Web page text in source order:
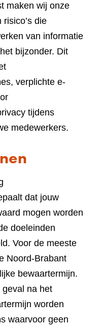
maken wij onze
die
van informatie
bijzonder. Dit
verplichte e-
tijdens
medewerkers.
dat jouw
mogen worden
doeleinden
Voor de meeste
Noord-Brabant
bewaartermijn.
na het
worden
waarvoor geen